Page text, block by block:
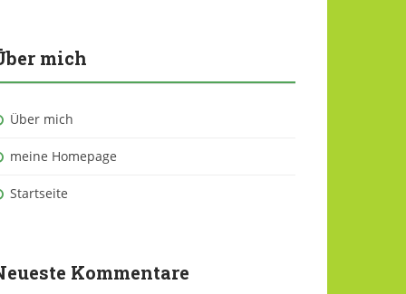
mich
Über mich
meine Homepage
Startseite
Kommentare